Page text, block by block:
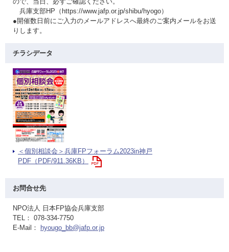
兵庫支部HP（https://www.jafp.or.jp/shibu/hyogo）
●開催数日前にご入力のメールアドレスへ最終のご案内メールをお送
りします。
チラシデータ
＜個別相談会＞兵庫FPフォーラム2023in神戸
PDF（PDF/911.36KB）
お問合せ先
NPO法人 日本FP協会兵庫支部
TEL： 078-334-7750
E-Mail：
hyougo_bb@jafp.or.jp